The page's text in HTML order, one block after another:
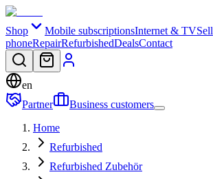
Shop Mobile subscriptionsInternet & TVSell
phoneRepairRefurbishedDealsContact
en
Partner
Business customers
Home
Refurbished
Refurbished Zubehör